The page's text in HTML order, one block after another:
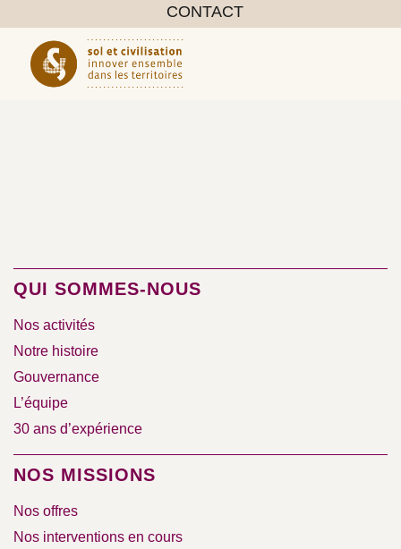
CONTACT
QUI SOMMES-NOUS
Nos activités
Notre histoire
Gouvernance
L’équipe
30 ans d’expérience
NOS MISSIONS
Nos offres
Nos interventions en cours